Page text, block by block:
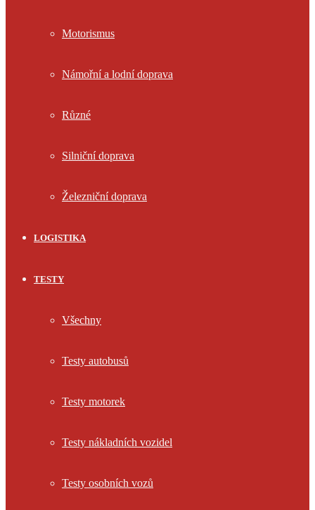
Motorismus
Námořní a lodní doprava
Různé
Silniční doprava
Železniční doprava
LOGISTIKA
TESTY
Všechny
Testy autobusů
Testy motorek
Testy nákladních vozidel
Testy osobních vozů